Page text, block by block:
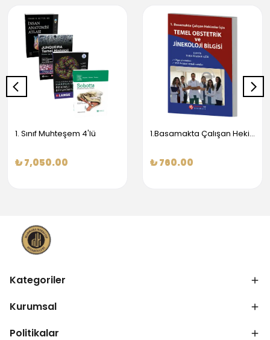
1. Sınıf Muhteşem 4'lü
₺ 7,050.00
1.Basamakta Çalışan Hekimler İçin Temel Obstetrik Ve Jinekoloji Bilgisi
₺ 760.00
Kategoriler
Kurumsal
Politikalar